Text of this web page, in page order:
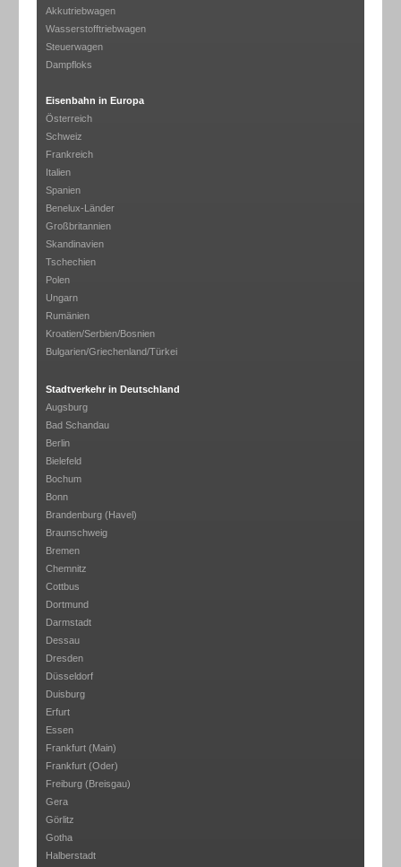
Akkutriebwagen
Wasserstofftriebwagen
Steuerwagen
Dampfloks
Eisenbahn in Europa
Österreich
Schweiz
Frankreich
Italien
Spanien
Benelux-Länder
Großbritannien
Skandinavien
Tschechien
Polen
Ungarn
Rumänien
Kroatien/Serbien/Bosnien
Bulgarien/Griechenland/Türkei
Stadtverkehr in Deutschland
Augsburg
Bad Schandau
Berlin
Bielefeld
Bochum
Bonn
Brandenburg (Havel)
Braunschweig
Bremen
Chemnitz
Cottbus
Dortmund
Darmstadt
Dessau
Dresden
Düsseldorf
Duisburg
Erfurt
Essen
Frankfurt (Main)
Frankfurt (Oder)
Freiburg (Breisgau)
Gera
Görlitz
Gotha
Halberstadt